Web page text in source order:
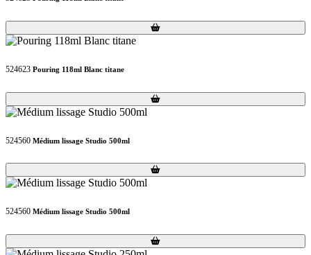
Loading...
Loading...
524623 Pouring 118ml Blanc titane
Loading...
Loading...
524560 Médium lissage Studio 500ml
Loading...
Loading...
524560 Médium lissage Studio 500ml
Loading...
Loading...